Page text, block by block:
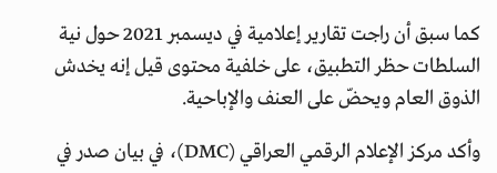
كما سبق أن راجت تقارير إعلامية في ديسمبر 2021 حول نية
السلطات حظر التطبيق، على خلفية محتوى قيل إنه يخدش
الذوق العام ويحضّ على العنف والإباحية.
وأكد مركز الإعلام الرقمي العراقي (DMC)، في بيان صدر في